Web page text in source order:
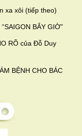
xa xôi (tiếp theo)
BÂY GIỜ”
RÕ của Đỗ Duy
BỆNH CHO BÁC